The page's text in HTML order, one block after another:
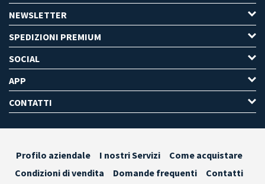
NEWSLETTER
SPEDIZIONI PREMIUM
SOCIAL
APP
CONTATTI
Profilo aziendale I nostri Servizi
Come acquistare
Condizioni di vendita
Domande frequenti
Contatti